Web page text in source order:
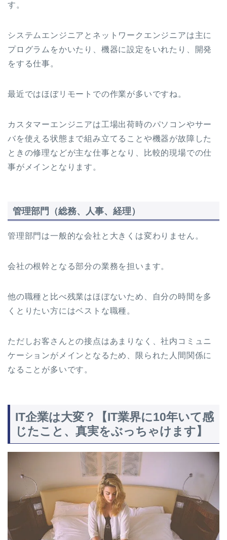
す。
システムエンジニアとネットワークエンジニアは主に
プログラムをかいたり、機器に設定をいれたり、開発
をする仕事。
最近ではほぼリモートでの作業が多いですね。
カスタマーエンジニアは工場出荷時のパソコンやサー
バを使える状態まで組み立てることや機器が故障した
ときの修理などが主な仕事となり、比較的現場での仕
事がメインとなります。
管理部門（総務、人事、経理）
管理部門は一般的な会社と大きくは変わりません。
会社の根幹となる部分の業務を担います。
他の職種と比べ残業はほぼないため、自分の時間を多
くとりたい方にはベストな職種。
ただしお客さんとの接点はあまりなく、社内コミュニ
ケーションがメインとなるため、限られた人間関係に
なることが多いです。
IT企業は大変？【IT業界に10年いて感
じたこと、真実をぶっちゃけます】